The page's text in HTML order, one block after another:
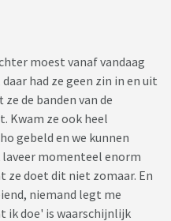
moest vanaf vandaag
had ze geen zin in en uit
de banden van de
Kwam ze ook heel
gebeld en we kunnen
momenteel enorm
ze doet dit niet zomaar. En
niemand legt me
ik doe' is waarschijnlijk